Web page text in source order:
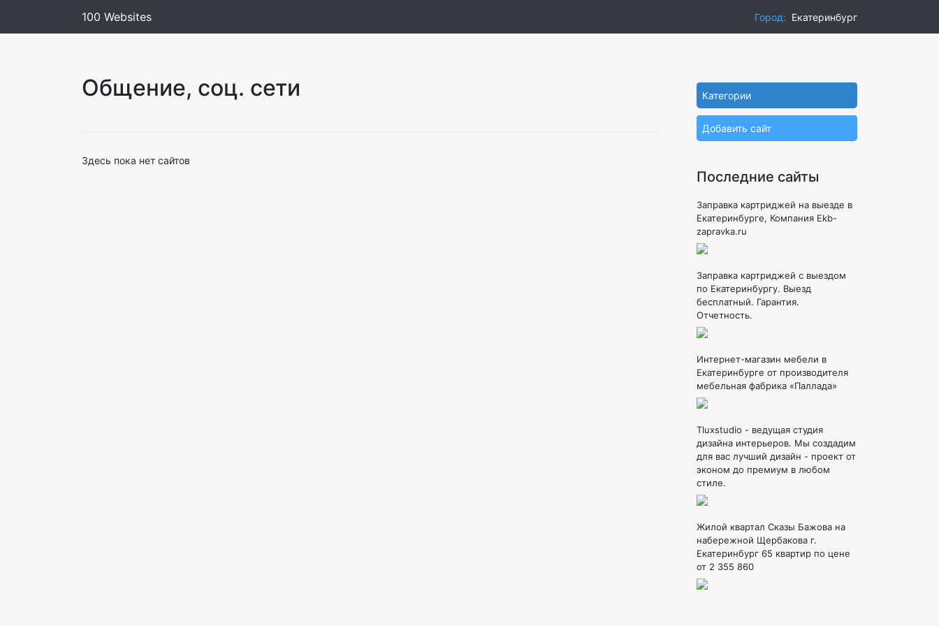
100 Websites Город: Екатеринбург
Общение, соц. сети
Здесь пока нет сайтов
Категории
Добавить сайт
Последние сайты
Заправка картриджей на выезде в
Екатеринбурге, Компания Ekb-
zapravka.ru
Заправка картриджей с выездом
по Екатеринбургу. Выезд
бесплатный. Гарантия.
Отчетность.
Интернет-магазин мебели в
Екатеринбурге от производителя
мебельная фабрика «Паллада»
Tluxstudio - ведущая студия
дизайна интерьеров. Мы создадим
для вас лучший дизайн - проект от
эконом до премиум в любом
стиле.
Жилой квартал Сказы Бажова на
набережной Щербакова г.
Екатеринбург 65 квартир по цене
от 2 355 860